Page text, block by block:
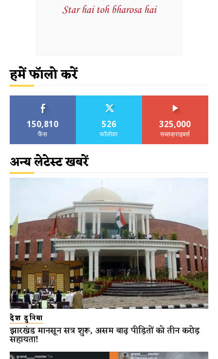
हमें फॉलो करें
150,810
फैंस
526
फॉलोवर
325,000
सब्सक्राइबर्स
अन्य लेटेस्ट खबरें
देश दुनिया
झारखंड मानसून सत्र शुरू, असम बाढ़ पीड़ितों को तीन करोड़
सहायता!